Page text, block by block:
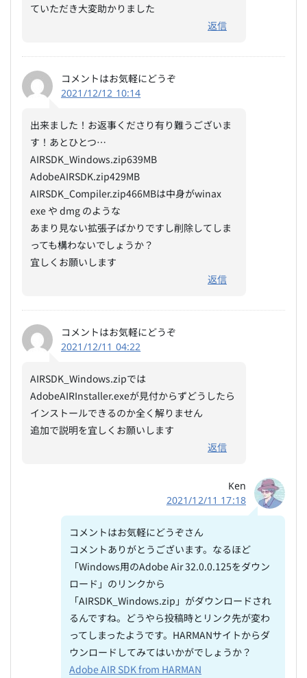
ていただき大変助かりました
返信
コメントはお気軽にどうぞ
2021/12/12 10:14
出来ました！お返事くださり有り難うございま
す！あとひとつ…
AIRSDK_Windows.zip639MB
AdobeAIRSDK.zip429MB
AIRSDK_Compiler.zip466MBは中身がwinax
exe や dmg のような
あまり見ない拡張子ばかりですし削除してしま
っても構わないでしょうか？
宜しくお願いします
返信
コメントはお気軽にどうぞ
2021/12/11 04:22
AIRSDK_Windows.zipでは
AdobeAIRInstaller.exeが見付からずどうしたら
インストールできるのか全く解りません
追加で説明を宜しくお願いします
返信
Ken
2021/12/11 17:18
コメントはお気軽にどうぞさん
コメントありがとうございます。なるほど
「Windows用のAdobe Air 32.0.0.125をダウン
ロード」のリンクから
「AIRSDK_Windows.zip」がダウンロードされ
るんですね。どうやら投稿時とリンク先が変わ
ってしまったようです。HARMANサイトからダ
ウンロードしてみてはいかがでしょうか？
Adobe AIR SDK from HARMAN